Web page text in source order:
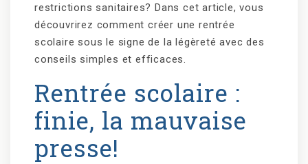
restrictions sanitaires? Dans cet article, vous
découvrirez comment créer une rentrée
scolaire sous le signe de la légèreté avec des
conseils simples et efficaces.
Rentrée scolaire :
finie, la mauvaise
presse!